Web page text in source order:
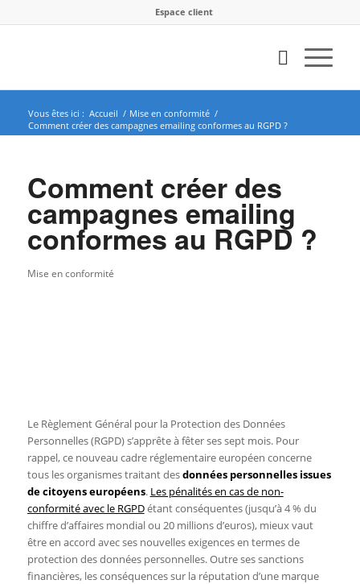
Espace client
Vous êtes ici : Accueil / Mise en conformité /
Comment créer des campagnes emailing conformes au RGPD ?
Comment créer des
campagnes emailing
conformes au RGPD ?
Mise en conformité
Le Règlement Général pour la Protection des Données
Personnelles (RGPD) s’apprête à fêter ses sept mois. Pour
rappel, ce nouveau cadre réglementaire européen concerne
tous les organismes traitant desdonnées personnelles issues
de citoyens européens. Les pénalités en cas de non-
conformité avec le RGPDétant conséquentes (jusqu’à 4 % du
chiffre d’affaires mondial ou 20 millions d’euros), mieux vaut
être en accord avec ses nouvelles exigences en termes de
protection des données personnelles. Outre ses sanctions
financières, les conséquences sur la réputation d’une marque